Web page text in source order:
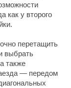
как у второго
перетащить
выбрать
также
— передом